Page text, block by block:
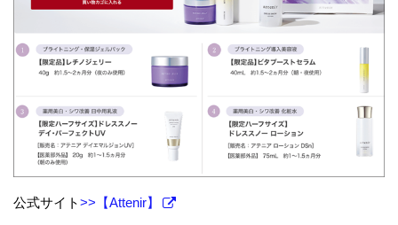
公式サイト>>【Attenir】